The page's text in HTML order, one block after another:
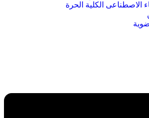
الاصطناعى الكلية الحرة